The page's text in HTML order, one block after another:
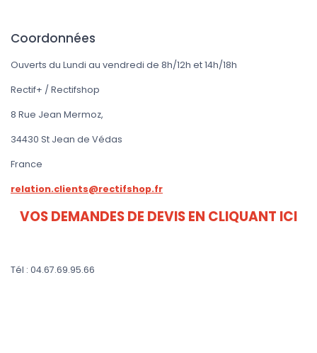
Coordonnées
Ouverts du Lundi au vendredi de 8h/12h et 14h/18h
Rectif+ / Rectifshop
8 Rue Jean Mermoz,
34430 St Jean de Védas
France
relation.clients@rectifshop.fr
VOS DEMANDES DE DEVIS EN CLIQUANT ICI
Tél : 04.67.69.95.66